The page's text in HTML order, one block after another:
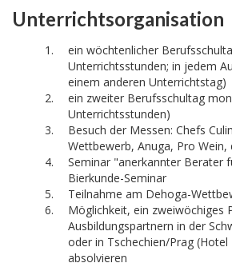
Unterrichtsorganisation
ein wöchtenlicher
Unterrichtsstunden; in jedem
einem anderen Unterrichtstag)
ein zweiter Berufsschultag
Unterrichtsstunden)
Besuch der Messen: Chefs
Wettbewerb, Anuga, Pro Wein,
Seminar "anerkannter Berater
Bierkunde-Seminar
Teilnahme am Dehoga-
Möglichkeit, ein zweiwöchiges
Ausbildungspartnern in der
oder in Tschechien/Prag
absolvieren